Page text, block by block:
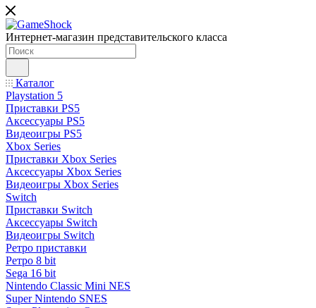
Интернет-магазин представительского класса
Каталог
Playstation 5
Приставки PS5
Аксессуары PS5
Видеоигры PS5
Xbox Series
Приставки Xbox Series
Аксессуары Xbox Series
Видеоигры Xbox Series
Switch
Приставки Switch
Аксессуары Switch
Видеоигры Switch
Ретро приставки
Ретро 8 bit
Sega 16 bit
Nintendo Classic Mini NES
Super Nintendo SNES